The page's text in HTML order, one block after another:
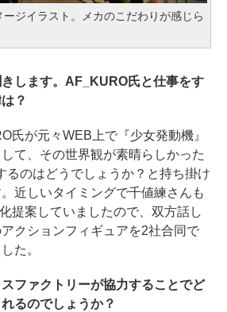
ジイラスト。メカのこだわりが感じら
します。AF_KURO氏と仕事をす
？
氏が元々WEB上で『少女発動機』
て、その世界観が素晴らしかった
るのはどうでしょうか？と持ち掛け
近しいタイミングで千値練さんも
提案していましたので、双方話し
クションフィギュアを2社合同で
た。
ファクトリーが協力することでど
るのでしょうか？